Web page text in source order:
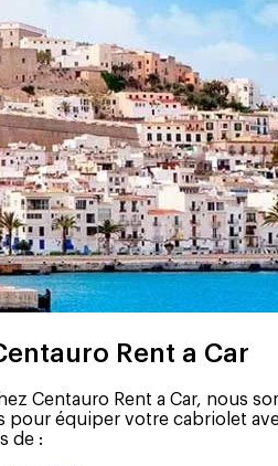
Rent a Car
Centauro Rent a Car, nous
équiper votre cabriolet
de :